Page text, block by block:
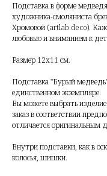
Подставка в форме
художника-смоляниста
Хромовой (artlab.deco).
любовью и вниманием к
Размер 12х11 см.
Подставка "Бурый
единственном экземпляре.
Вы можете выбрать
заказ в соответствии
отличается оригинальным
Внутри подставки, как в
колосья, шишки.